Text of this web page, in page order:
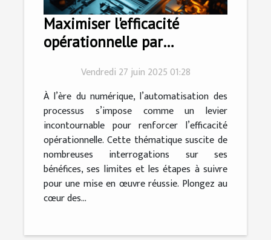
Maximiser l'efficacité
opérationnelle par
processusVendredi 27 juin 2025 01:28
À l’ère du numérique, l’automatisation des
processus s’impose comme un levier
incontournable pour renforcer l’efficacité
opérationnelle. Cette thématique suscite de
nombreuses interrogations sur ses
bénéfices, ses limites et les étapes à suivre
pour une mise en œuvre réussie. Plongez au
cœur des...